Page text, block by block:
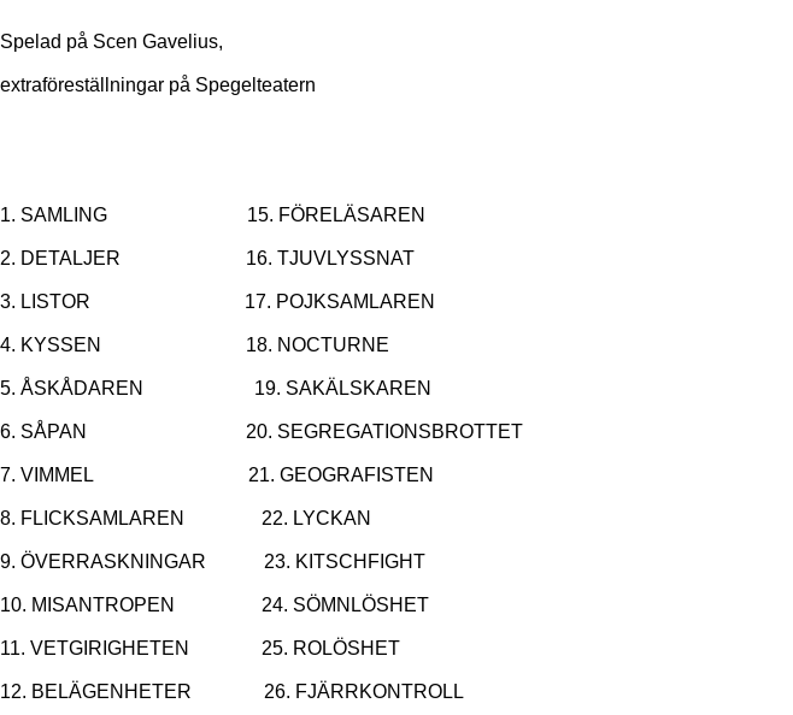
Spelad på Scen Gavelius,
extraföreställningar på Spegelteatern
1. SAMLING 15. FÖRELÄSAREN
2. DETALJER 16. TJUVLYSSNAT
3. LISTOR 17. POJKSAMLAREN
4. KYSSEN 18. NOCTURNE
5. ÅSKÅDAREN 19. SAKÄLSKAREN
6. SÅPAN 20. SEGREGATIONSBROTTET
7. VIMMEL 21. GEOGRAFISTEN
8. FLICKSAMLAREN 22. LYCKAN
9. ÖVERRASKNINGAR 23. KITSCHFIGHT
10. MISANTROPEN 24. SÖMNLÖSHET
11. VETGIRIGHETEN 25. ROLÖSHET
12. BELÄGENHETER 26. FJÄRRKONTROLL